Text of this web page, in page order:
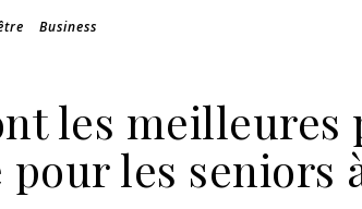
Business
les meilleures
les seniors